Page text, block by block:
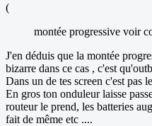
(
montée progressive voir
J'en déduis que la montée
bizarre dans ce cas , c'est
Dans un de tes screen c'est pas
En gros ton onduleur laisse
routeur le prend, les batteries
fait de même etc ....